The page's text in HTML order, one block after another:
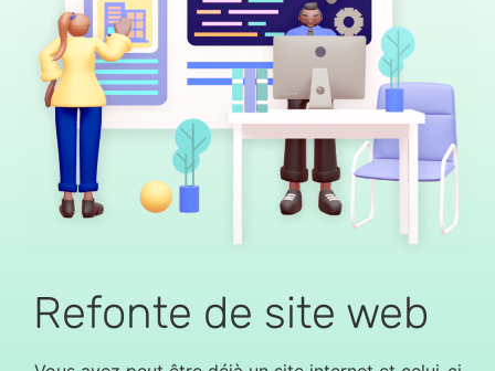
Refonte de site web